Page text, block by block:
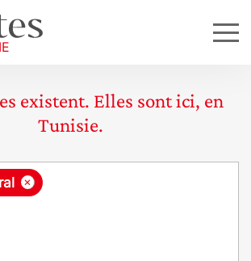
existent. Elles sont ici, en
Tunisie.
×